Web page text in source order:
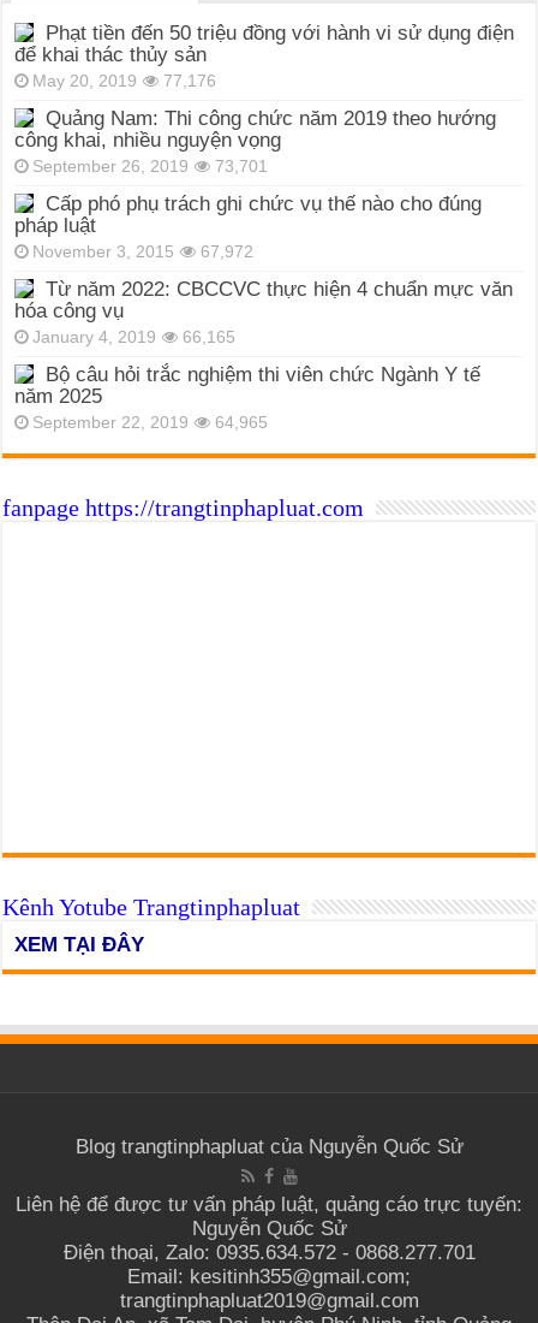
Phạt tiền đến 50 triệu đồng với hành vi sử dụng điện
để khai thác thủy sản
May 20, 2019 77,176
Quảng Nam: Thi công chức năm 2019 theo hướng
công khai, nhiều nguyện vọng
September 26, 2019 73,701
Cấp phó phụ trách ghi chức vụ thế nào cho đúng
pháp luật
November 3, 2015 67,972
Từ năm 2022: CBCCVC thực hiện 4 chuẩn mực văn
hóa công vụ
January 4, 2019 66,165
Bộ câu hỏi trắc nghiệm thi viên chức Ngành Y tế
năm 2025
September 22, 2019 64,965
fanpage https://trangtinphapluat.com
Kênh Yotube Trangtinphapluat
XEM TẠI ĐÂY
Blog trangtinphapluat của Nguyễn Quốc Sử
Liên hệ để được tư vấn pháp luật, quảng cáo trực tuyến:
Nguyễn Quốc Sử
Điện thoại, Zalo: 0935.634.572 - 0868.277.701
Email: kesitinh355@gmail.com;
trangtinphapluat2019@gmail.com